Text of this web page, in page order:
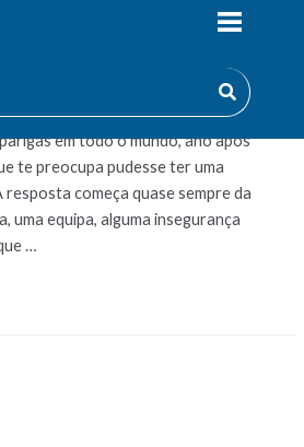
uma rapariga
que o programa Technovation Girls
em todo o mundo, ano após
te preocupa pudesse ter uma
começa quase sempre da
uma equipa, alguma insegurança
…